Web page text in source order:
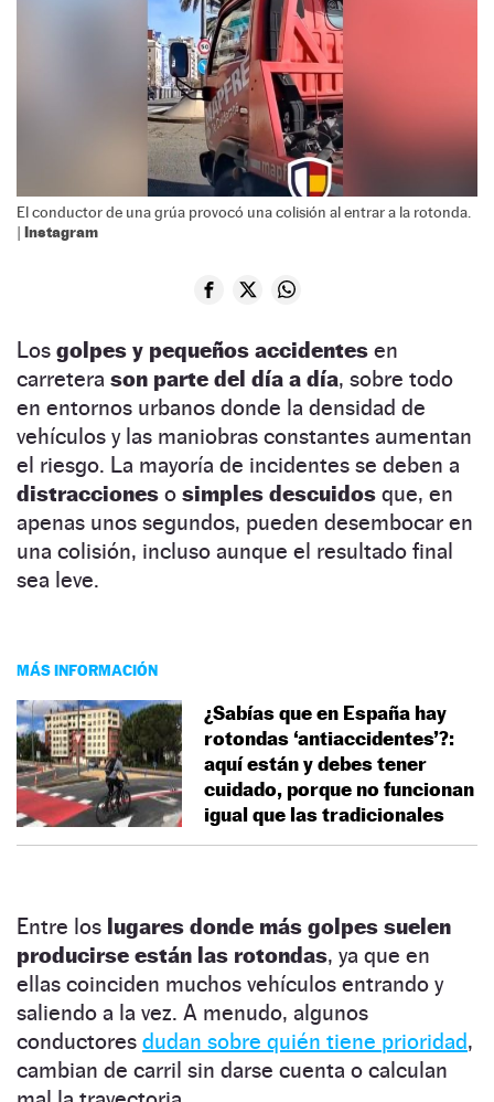
El conductor de una grúa provocó una colisión al entrar a la rotonda.
| Instagram
Los golpes y pequeños accidentes en
carretera son parte del día a día, sobre todo
en entornos urbanos donde la densidad de
vehículos y las maniobras constantes aumentan
el riesgo. La mayoría de incidentes se deben a
distracciones o simples descuidos que, en
apenas unos segundos, pueden desembocar en
una colisión, incluso aunque el resultado final
sea leve.
MÁS INFORMACIÓN
¿Sabías que en España hay
rotondas ‘antiaccidentes’?:
aquí están y debes tener
cuidado, porque no funcionan
igual que las tradicionales
Entre los lugares donde más golpes suelen
producirse están las rotondas, ya que en
ellas coinciden muchos vehículos entrando y
saliendo a la vez. A menudo, algunos
conductores dudan sobre quién tiene prioridad,
cambian de carril sin darse cuenta o calculan